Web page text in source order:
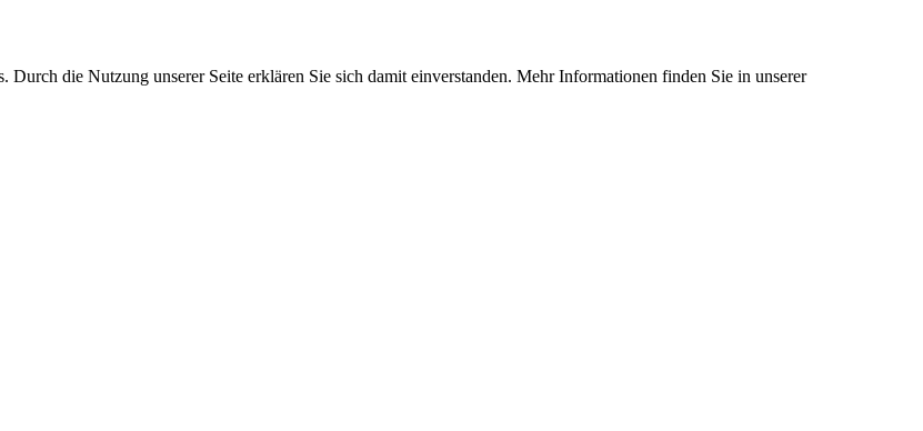
die Nutzung unserer Seite erklären Sie sich damit einverstanden. Mehr Informationen finden Sie in unserer